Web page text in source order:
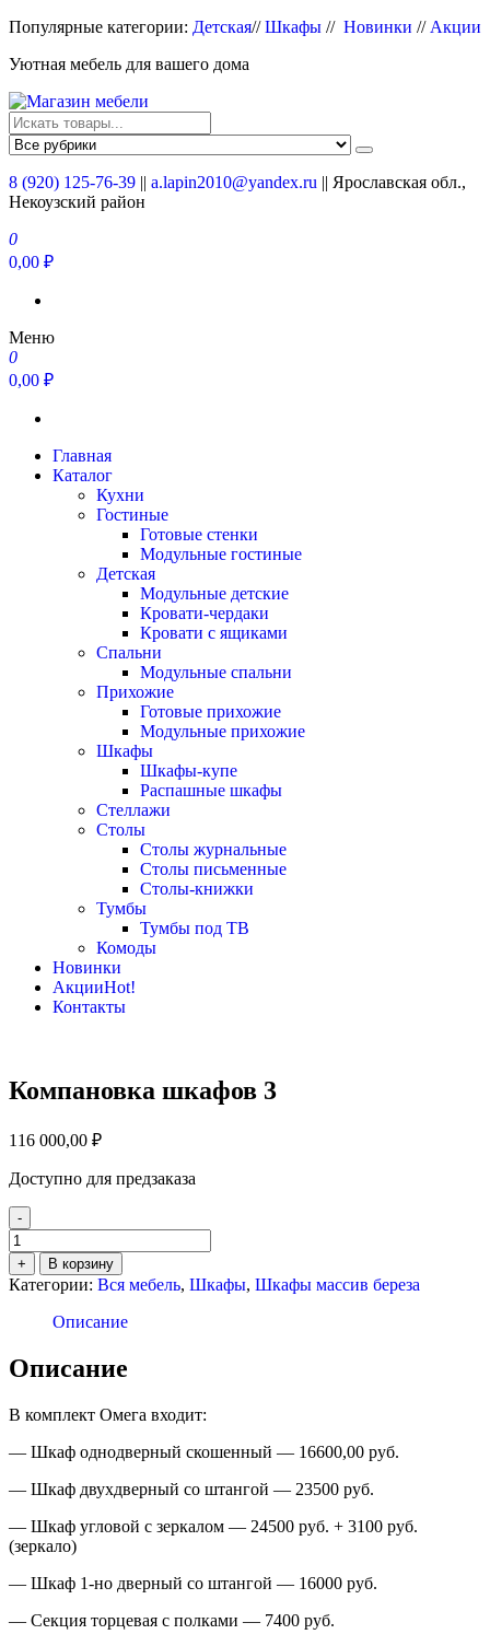
Перейти
содержимому
Популярные категории: Детская//Шкафы // Новинки // Акции
Уютная мебель для вашего дома
Магазин мебели
Мебель для вашего дома
8 (920) 125-76-39 || a.lapin2010@yandex.ru || Ярославская обл.,
Некоузский район
0
0,00 ₽
Меню
0
0,00 ₽
Главная
Каталог
Кухни
Гостиные
Готовые стенки
Модульные гостиные
Детская
Модульные детские
Кровати-чердаки
Кровати с ящиками
Спальни
Модульные спальни
Прихожие
Готовые прихожие
Модульные прихожие
Шкафы
Шкафы-купе
Распашные шкафы
Стеллажи
Столы
Столы журнальные
Столы письменные
Столы-книжки
Тумбы
Тумбы под ТВ
Комоды
Новинки
АкцииHot!
Контакты
Компановка шкафов 3
116 000,00 ₽
Доступно для предзаказа
-
Количество
товара
Компановка
шкафов
+ В корзину
Категории: Вся мебель, Шкафы, Шкафы массив береза
Описание
Описание
В комплект Омега входит:
— Шкаф однодверный скошенный — 16600,00 руб.
— Шкаф двухдверный со штангой — 23500 руб.
— Шкаф угловой с зеркалом — 24500 руб. + 3100 руб.
(зеркало)
— Шкаф 1-но дверный со штангой — 16000 руб.
— Секция торцевая с полками — 7400 руб.